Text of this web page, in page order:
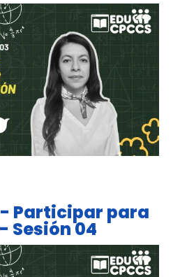
Participar para
Sesión 04